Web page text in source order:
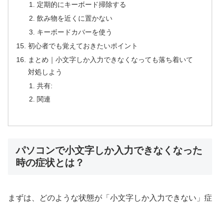
定期的にキーボード掃除する
飲み物を近くに置かない
キーボードカバーを使う
初心者でも覚えておきたいポイント
まとめ｜小文字しか入力できなくなっても落ち着いて
対処しよう
共有:
関連
パソコンで小文字しか入力できなくなった
時の症状とは？
まずは、どのような状態が「小文字しか入力できない」症